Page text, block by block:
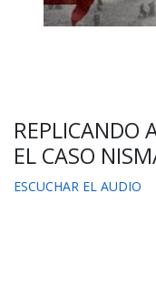
REPLICANDO
EL CASO
ESCUCHAR EL AUDIO